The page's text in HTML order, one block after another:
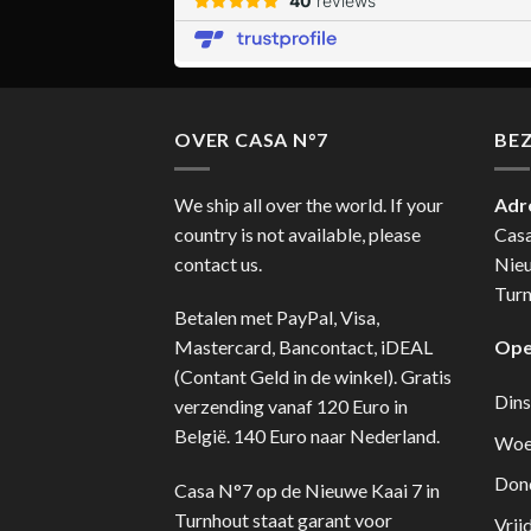
OVER CASA N°7
We ship all over the world. If your
country is not available, please
contact us.
Betalen met PayPal, Visa,
Mastercard, Bancontact, iDEAL
(Contant Geld in de winkel). Gratis
verzending vanaf 120 Euro in
België. 140 Euro naar Nederland.
Casa N°7 op de Nieuwe Kaai 7 in
Turnhout staat garant voor